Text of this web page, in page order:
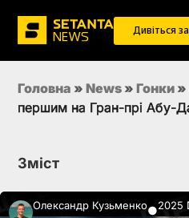
Дивіться
Головна » News » Гонки »
першим на Гран-прі Абу-
Зміст
Олександр Кузьменко●2025